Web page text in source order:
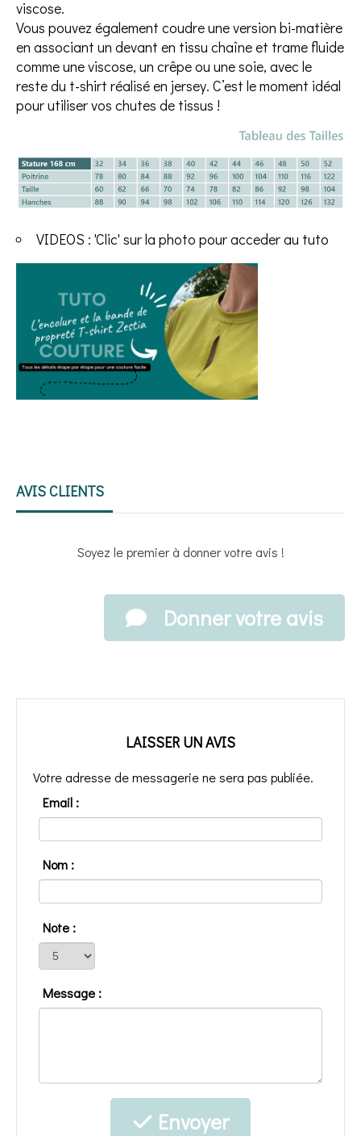
viscose.
Vous pouvez également coudre une version bi-matière
en associant un devant en tissu chaîne et trame fluide
comme une viscose, un crêpe ou une soie, avec le
reste du t-shirt réalisé en jersey. C’est le moment idéal
pour utiliser vos chutes de tissus !
VIDEOS : 'Clic' sur la photo pour acceder au tuto
AVIS CLIENTS
Soyez le premier à donner votre avis !
Donner votre avis
LAISSER UN AVIS
Votre adresse de messagerie ne sera pas publiée.
Email :
Nom :
Note :
Message :
Envoyer